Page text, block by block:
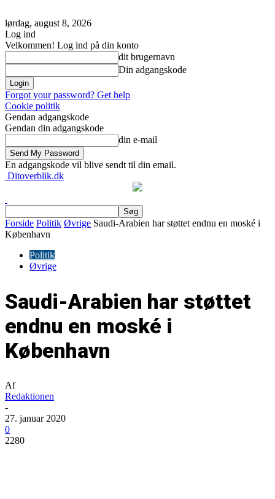
lørdag, august 8, 2026
Log ind
Velkommen! Log ind på din konto
dit brugernavn
Din adgangskode
Forgot your password? Get help
Cookie politik
Gendan adgangskode
Gendan din adgangskode
din e-mail
En adgangskode vil blive sendt til din email.
Ditoverblik.dk
Forside Politik Øvrige Saudi-Arabien har støttet endnu en moské i
København
Politik
Øvrige
Saudi-Arabien har støttet
endnu en moské i
København
Af
Redaktionen
-
27. januar 2020
0
2280